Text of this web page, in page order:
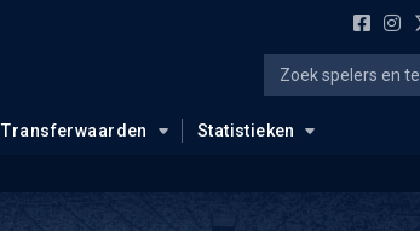
Transferwaarden Statistieken